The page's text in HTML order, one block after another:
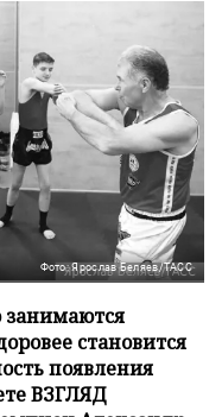
Фото: Ярослав Беляев/ТАСС
становится
появления
ВЗГЛЯД